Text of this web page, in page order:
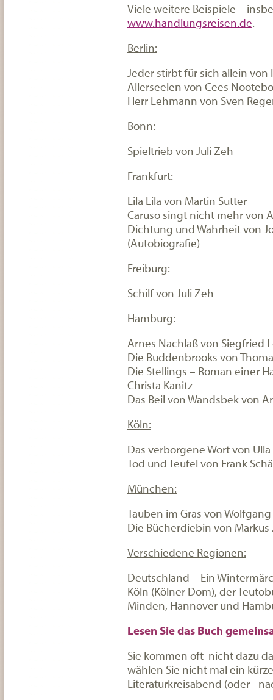
Viele weitere Beispiele –
www.handlungsreisen.de.
Berlin:
Jeder stirbt für sich allein von
Allerseelen von Cees
Herr Lehmann von Sven
Bonn:
Spieltrieb von Juli Zeh
Frankfurt:
Lila Lila von Martin Sutter
Caruso singt nicht mehr von
Dichtung und Wahrheit von
(Autobiografie)
Freiburg:
Schilf von Juli Zeh
Hamburg:
Arnes Nachlaß von Siegfried
Die Buddenbrooks von
Die Stellings – Roman einer
Christa Kanitz
Das Beil von Wandsbek von
Köln:
Das verborgene Wort von
Tod und Teufel von Frank
München:
Tauben im Gras von
Die Bücherdiebin von Markus
Verschiedene Regionen:
Deutschland – Ein
Köln (Kölner Dom), der
Minden, Hannover und
Lesen Sie das Buch
Sie kommen oft nicht dazu
wählen Sie nicht mal ein
Literaturkreisabend (oder